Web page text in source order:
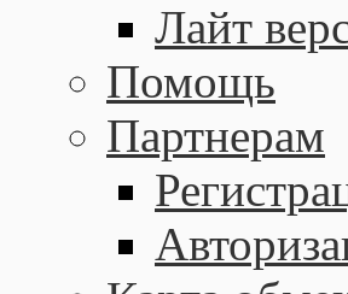
Лайт
Помощь
Партнерам